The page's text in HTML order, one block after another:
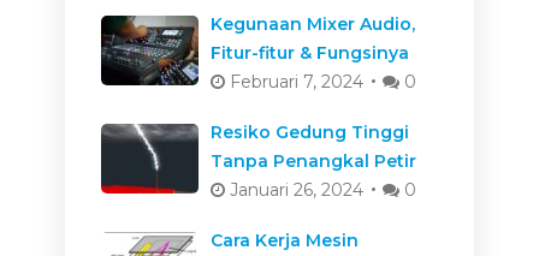
Kegunaan Mixer Audio,
Fitur-fitur & Fungsinya
Februari 7, 2024
0
Resiko Gedung Tinggi
Tanpa Penangkal Petir
Januari 26, 2024
0
Cara Kerja Mesin